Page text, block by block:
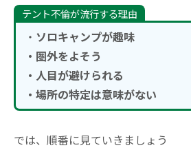
テント不倫が流行する理由
・ ソロキャンプが趣味
・圏外をよそう
・人目が避けられる
・場所の特定は意味がない
では、順番に見ていきましょう